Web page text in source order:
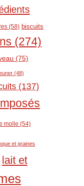
(58) biscuits
(274)
(75)
(48)
(137)
molle (54)
et graines
lait et